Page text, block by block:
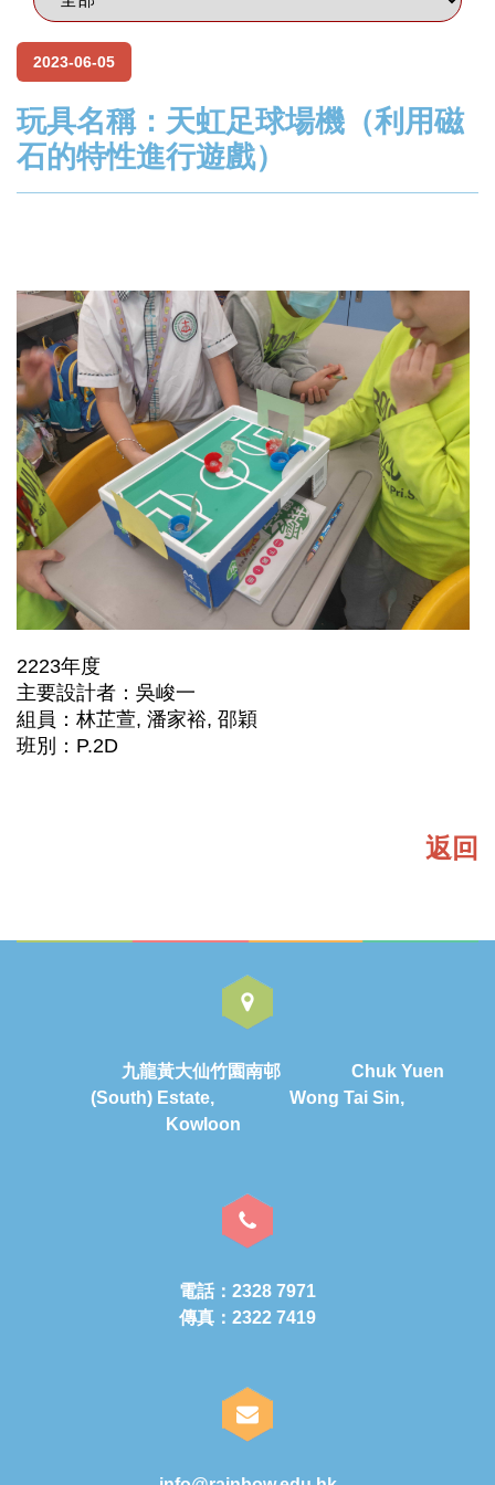
2023-06-05
玩具名稱：天虹足球場機（利用磁
石的特性進行遊戲）
2223年度
主要設計者：吳峻一
組員：林芷萱, 潘家裕, 邵穎
班別：P.2D
返回
九龍黃大仙竹園南邨 Chuk Yuen
(South) Estate, Wong Tai Sin,
Kowloon
電話：2328 7971
傳真：2322 7419